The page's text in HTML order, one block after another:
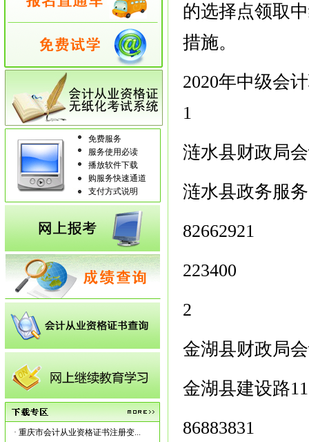
免费服务
服务使用必读
播放软件下载
购服务快速通道
支付方式说明
· 重庆市会计从业资格证书注册变...
的选择点领取
措施。
2020年中级会
1
涟水县财政局
涟水县政务服
82662921
223400
2
金湖县财政局
金湖县建设路
86883831